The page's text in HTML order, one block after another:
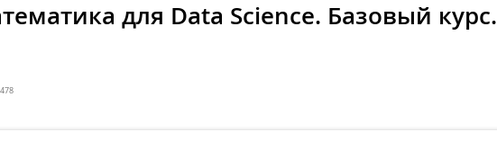
для Data Science. Базовый курс.